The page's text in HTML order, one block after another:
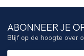
ABONNEER JE
Blijf op de hoogte over